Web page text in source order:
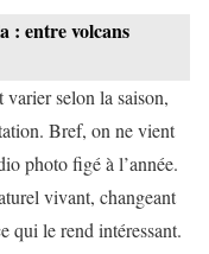
: entre volcans
selon la saison,
Bref, on ne vient
photo figé à l’année.
vivant, changeant
qui le rend intéressant.